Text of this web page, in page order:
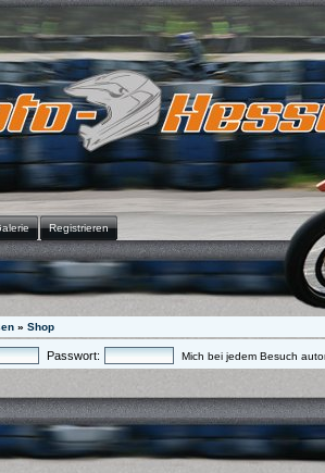
Registrieren
» Shop
Passwort: Mich bei jedem Besuch